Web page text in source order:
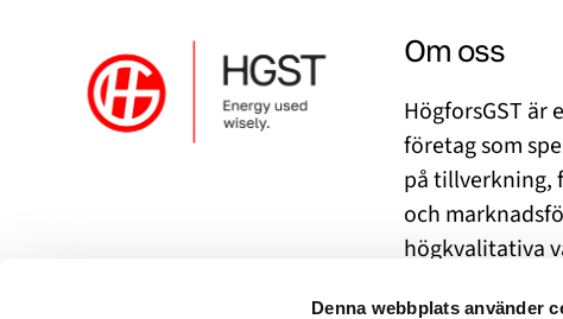
Denna webbplats använder
Om oss
HögforsGST är
företag som
på tillverkning,
och
högkvalitativa